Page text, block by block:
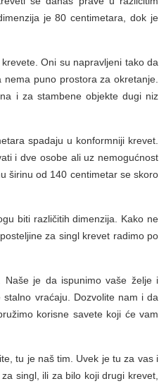
je 80 centimetara, dok je
Oni su napravljeni tako da
puno prostora za okretanje.
i za stambene objekte dugi niz
spadaju u konformniji krevet.
i dve osobe ali uz nemogućnost
širinu od 140 centimetar se skoro
biti različitih dimenzija. Kako ne
za singl krevet radimo po
je da ispunimo vaše želje i
vraćaju. Dozvolite nam i da
korisne savete koji će vam
tu je naš tim. Uvek je tu za vas i
singl, ili za bilo koji drugi krevet,